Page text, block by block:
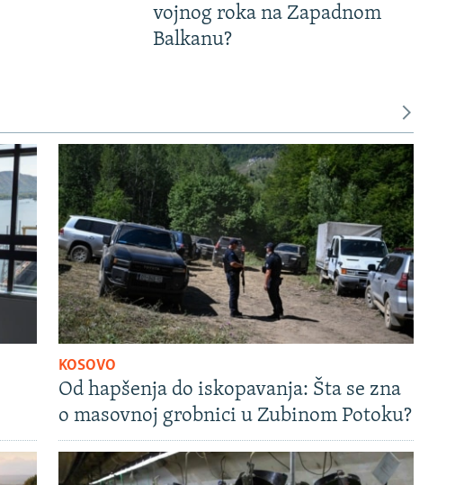
vojnog roka na Zapadnom
Balkanu?
KOSOVO
Od hapšenja do iskopavanja: Šta se zna
o masovnoj grobnici u Zubinom Potoku?